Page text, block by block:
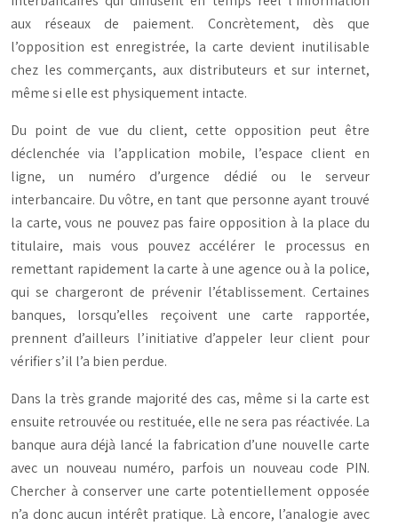
aux réseaux de paiement. Concrètement, dès que
l’opposition est enregistrée, la carte devient inutilisable
chez les commerçants, aux distributeurs et sur internet,
même si elle est physiquement intacte.
Du point de vue du client, cette opposition peut être
déclenchée via l’application mobile, l’espace client en
ligne, un numéro d’urgence dédié ou le serveur
interbancaire. Du vôtre, en tant que personne ayant trouvé
la carte, vous ne pouvez pas faire opposition à la place du
titulaire, mais vous pouvez accélérer le processus en
remettant rapidement la carte à une agence ou à la police,
qui se chargeront de prévenir l’établissement. Certaines
banques, lorsqu’elles reçoivent une carte rapportée,
prennent d’ailleurs l’initiative d’appeler leur client pour
vérifier s’il l’a bien perdue.
Dans la très grande majorité des cas, même si la carte est
ensuite retrouvée ou restituée, elle ne sera pas réactivée. La
banque aura déjà lancé la fabrication d’une nouvelle carte
avec un nouveau numéro, parfois un nouveau code PIN.
Chercher à conserver une carte potentiellement opposée
n’a donc aucun intérêt pratique. Là encore, l’analogie avec